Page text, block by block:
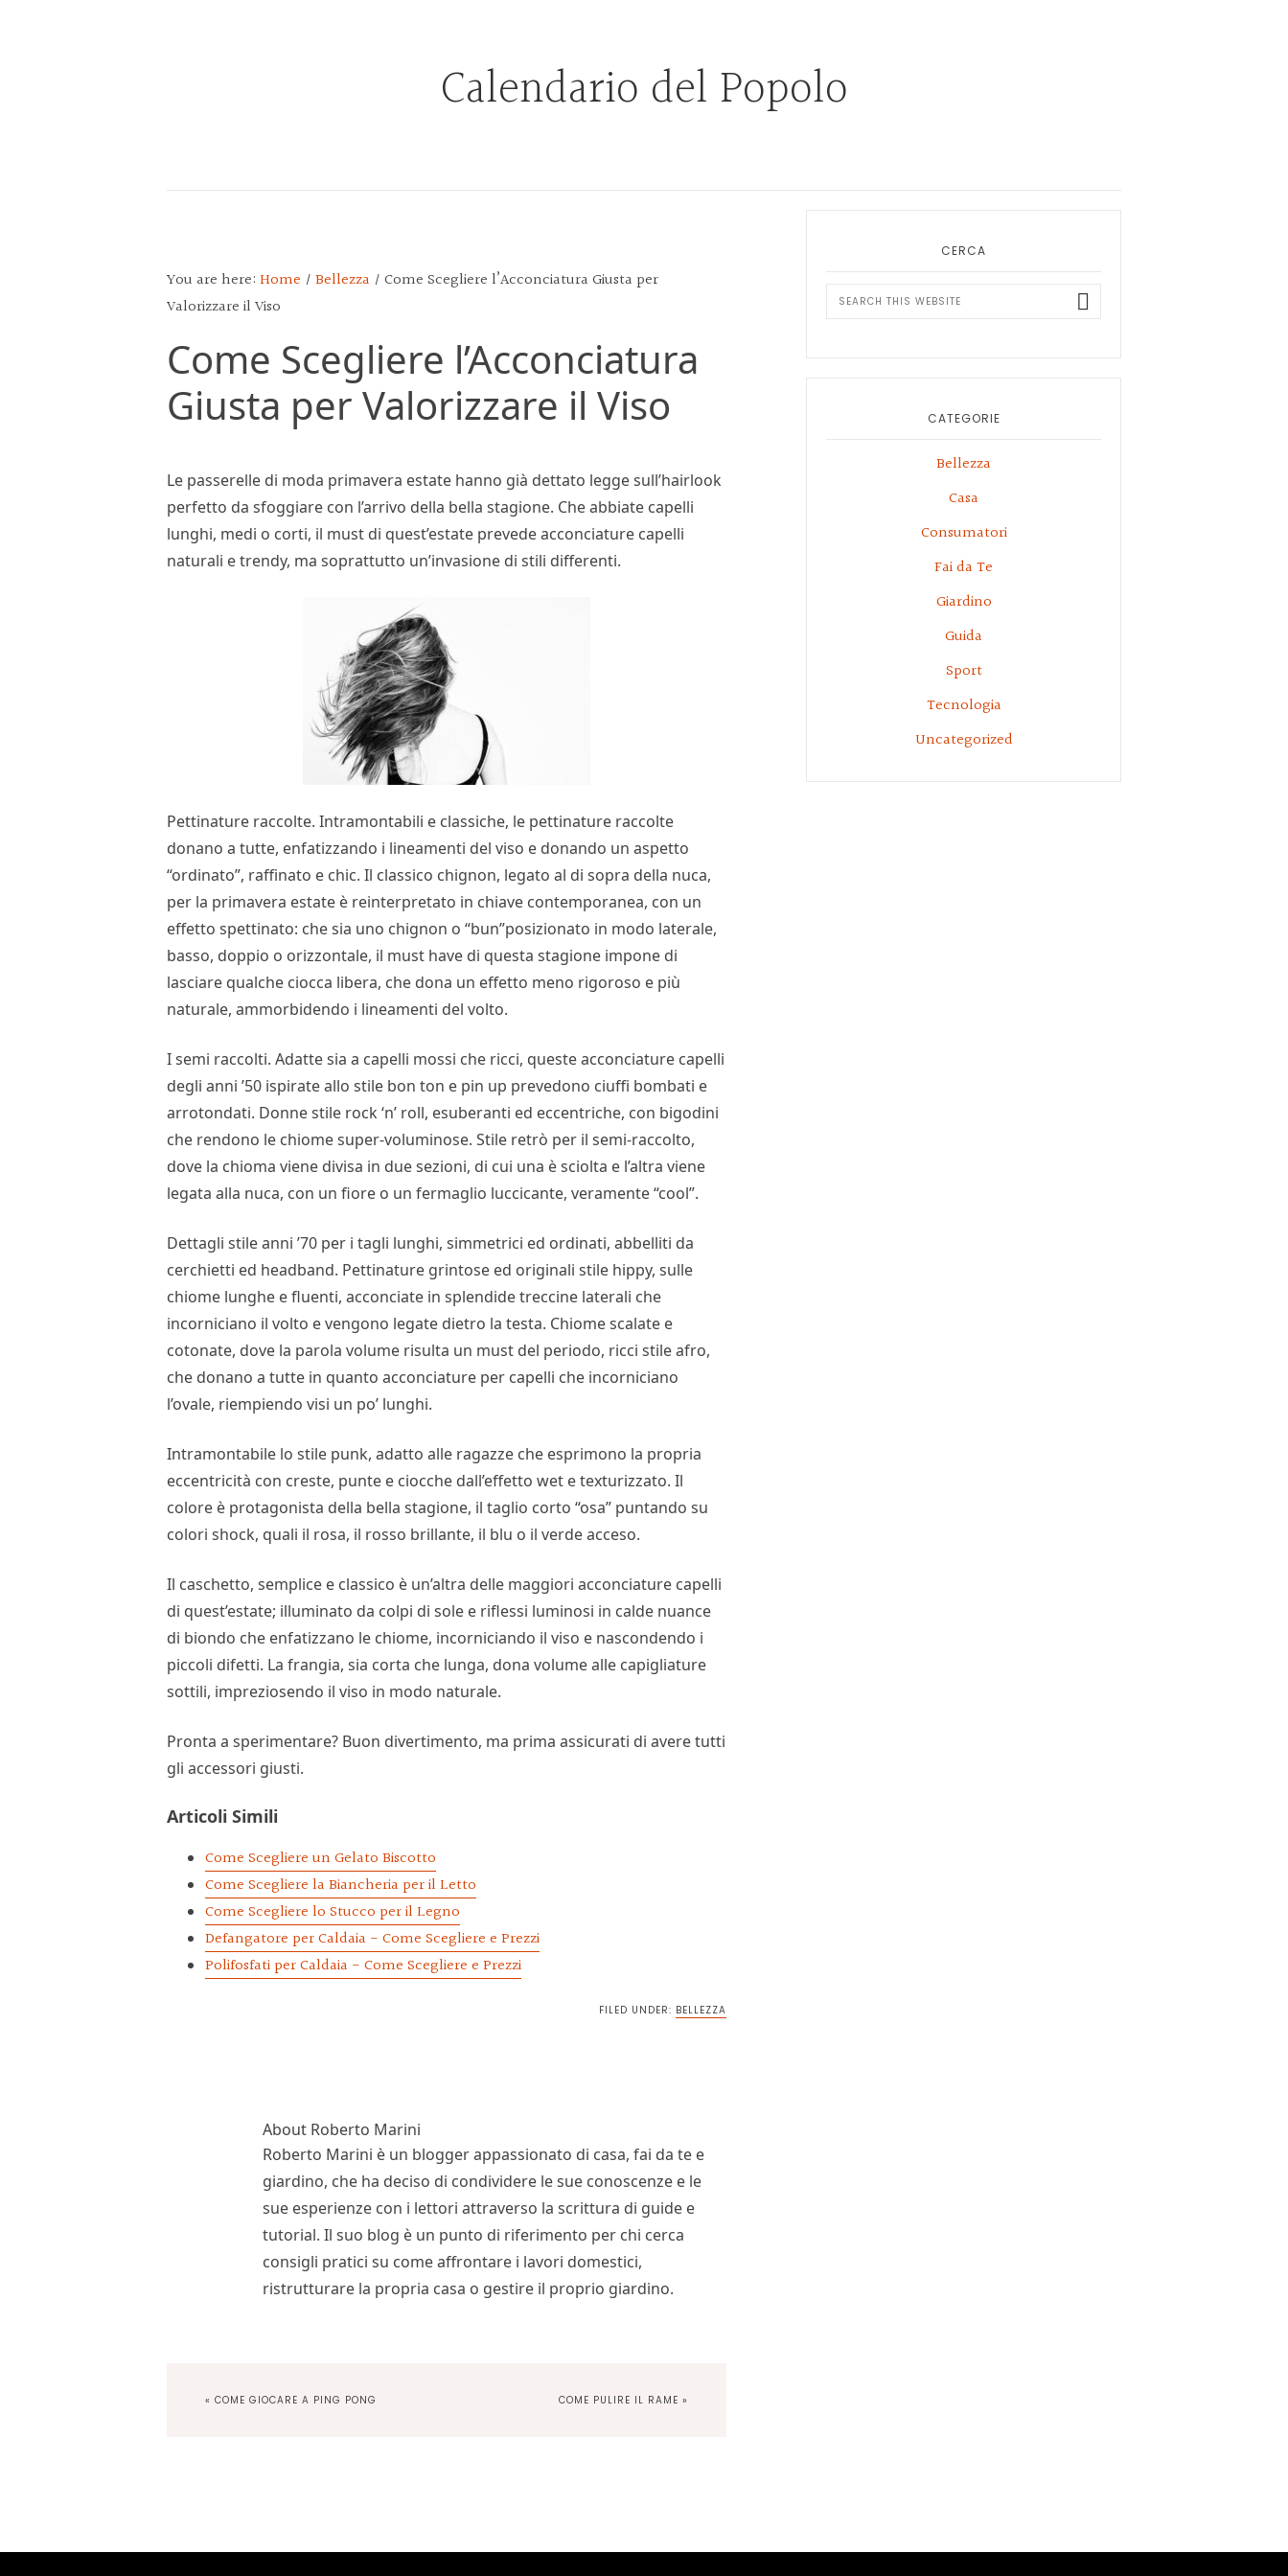
Calendario del Popolo
POPOLO
You are here:Home / Bellezza / Come Scegliere l’Acconciatura Giusta per
Valorizzare il Viso
Come Scegliere l’Acconciatura
Giusta per Valorizzare il Viso
Le passerelle di moda primavera estate hanno già dettato legge sull’hairlook
perfetto da sfoggiare con l’arrivo della bella stagione. Che abbiate capelli
lunghi, medi o corti, il must di quest’estate prevede acconciature capelli
naturali e trendy, ma soprattutto un’invasione di stili differenti.
Pettinature raccolte. Intramontabili e classiche, le pettinature raccolte
donano a tutte, enfatizzando i lineamenti del viso e donando un aspetto
“ordinato”, raffinato e chic. Il classico chignon, legato al di sopra della nuca,
per la primavera estate è reinterpretato in chiave contemporanea, con un
effetto spettinato: che sia uno chignon o “bun”posizionato in modo laterale,
basso, doppio o orizzontale, il must have di questa stagione impone di
lasciare qualche ciocca libera, che dona un effetto meno rigoroso e più
naturale, ammorbidendo i lineamenti del volto.
I semi raccolti. Adatte sia a capelli mossi che ricci, queste acconciature capelli
degli anni ’50 ispirate allo stile bon ton e pin up prevedono ciuffi bombati e
arrotondati. Donne stile rock ‘n’ roll, esuberanti ed eccentriche, con bigodini
che rendono le chiome super-voluminose. Stile retrò per il semi-raccolto,
dove la chioma viene divisa in due sezioni, di cui una è sciolta e l’altra viene
legata alla nuca, con un fiore o un fermaglio luccicante, veramente “cool”.
Dettagli stile anni ’70 per i tagli lunghi, simmetrici ed ordinati, abbelliti da
cerchietti ed headband. Pettinature grintose ed originali stile hippy, sulle
chiome lunghe e fluenti, acconciate in splendide treccine laterali che
incorniciano il volto e vengono legate dietro la testa. Chiome scalate e
cotonate, dove la parola volume risulta un must del periodo, ricci stile afro,
che donano a tutte in quanto acconciature per capelli che incorniciano
l’ovale, riempiendo visi un po’ lunghi.
Intramontabile lo stile punk, adatto alle ragazze che esprimono la propria
eccentricità con creste, punte e ciocche dall’effetto wet e texturizzato. Il
colore è protagonista della bella stagione, il taglio corto “osa” puntando su
colori shock, quali il rosa, il rosso brillante, il blu o il verde acceso.
Il caschetto, semplice e classico è un’altra delle maggiori acconciature capelli
di quest’estate; illuminato da colpi di sole e riflessi luminosi in calde nuance
di biondo che enfatizzano le chiome, incorniciando il viso e nascondendo i
piccoli difetti. La frangia, sia corta che lunga, dona volume alle capigliature
sottili, impreziosendo il viso in modo naturale.
Pronta a sperimentare? Buon divertimento, ma prima assicurati di avere tutti
gli accessori giusti.
Articoli Simili
Come Scegliere un Gelato Biscotto
Come Scegliere la Biancheria per il Letto
Come Scegliere lo Stucco per il Legno
Defangatore per Caldaia - Come Scegliere e Prezzi​
Polifosfati per Caldaia - Come Scegliere e Prezzi​
FILED UNDER: BELLEZZA
About Roberto Marini
Roberto Marini è un blogger appassionato di casa, fai da te e
giardino, che ha deciso di condividere le sue conoscenze e le
sue esperienze con i lettori attraverso la scrittura di guide e
tutorial. Il suo blog è un punto di riferimento per chi cerca
consigli pratici su come affrontare i lavori domestici,
ristrutturare la propria casa o gestire il proprio giardino.
PREVIOUS
« COME GIOCARE A PING PONG
NEXT
COME PULIRE IL RAME »
Primary
CERCA
Search
this
CATEGORIE
Bellezza
Casa
Consumatori
Fai da Te
Giardino
Guida
Sport
Tecnologia
Uncategorized